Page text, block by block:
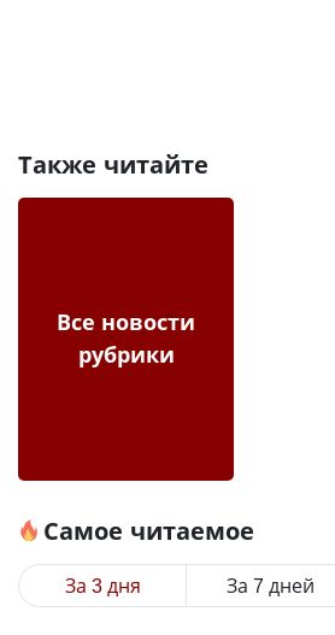
Также читайте
Все новости
рубрики
Самое читаемое
За 3 дня За 7 дней